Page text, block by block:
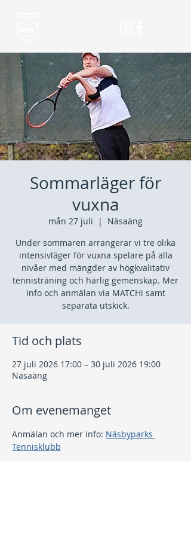
Sommarläger för
vuxna
mån 27 juli
  |
Näsaäng
Under sommaren arrangerar vi tre olika
intensivläger för vuxna spelare på alla
nivåer med mängder av högkvalitativ
tennisträning och härlig gemenskap. Mer
info och anmälan via MATCHi samt
separata utskick.
Tid och plats
27 juli 2026 17:00 – 30 juli 2026 19:00
Näsaäng
Om evenemanget
Anmälan och mer info: Näsbyparks
Tennisklubb